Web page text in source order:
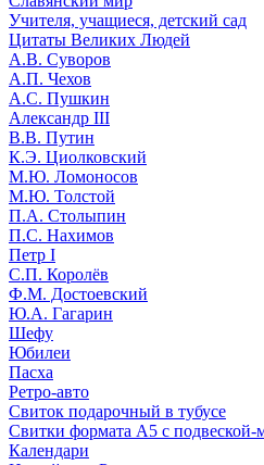
Учителя, учащиеся, детский сад
Цитаты Великих Людей
А.В. Суворов
А.П. Чехов
А.С. Пушкин
Александр III
В.В. Путин
К.Э. Циолковский
М.Ю. Ломоносов
М.Ю. Толстой
П.А. Столыпин
П.С. Нахимов
Петр I
С.П. Королёв
Ф.М. Достоевский
Ю.А. Гагарин
Шефу
Юбилеи
Пасха
Ретро-авто
Свиток подарочный в тубусе
Свитки формата А5 с подвеской-
Календари